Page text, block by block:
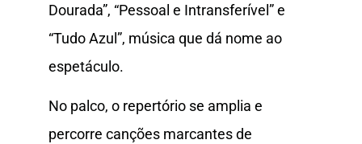
Dourada”, “Pessoal e Intransferível” e
“Tudo Azul”, música que dá nome ao
espetáculo.
No palco, o repertório se amplia e
percorre canções marcantes de